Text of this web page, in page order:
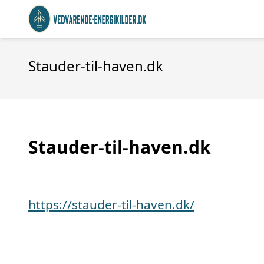
Stauder-til-haven.dk
Stauder-til-haven.dk
https://stauder-til-haven.dk/